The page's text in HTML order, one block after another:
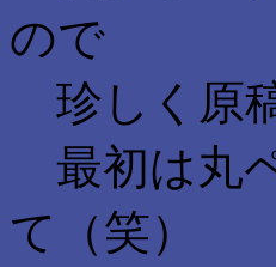
ので
珍しく原
最初は丸
て（笑）